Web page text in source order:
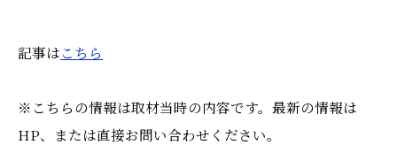
記事はこちら
※こちらの情報は取材当時の内容です。最新の情報は
HP、または直接お問い合わせください。